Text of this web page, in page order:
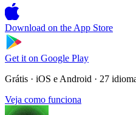
Download on the App Store
Get it on Google Play
Grátis · iOS e Android · 27
Veja como funciona